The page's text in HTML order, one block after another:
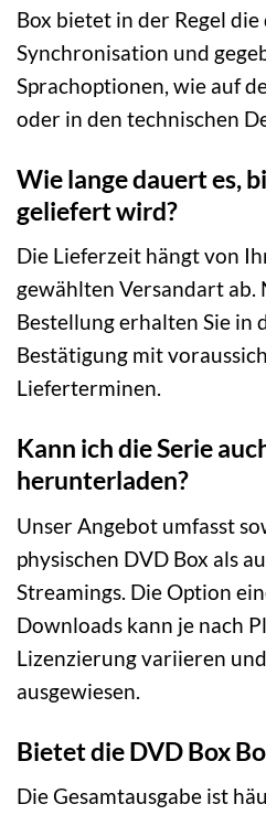
Box bietet in der Regel die
Synchronisation und
Sprachoptionen, wie auf
oder in den technischen
Wie lange dauert es,
geliefert wird?
Die Lieferzeit hängt von
gewählten Versandart ab.
Bestellung erhalten Sie in
Bestätigung mit
Lieferterminen.
Kann ich die Serie
herunterladen?
Unser Angebot umfasst
physischen DVD Box als
Streamings. Die Option
Downloads kann je nach
Lizenzierung variieren
ausgewiesen.
Bietet die DVD Box
Die Gesamtausgabe ist